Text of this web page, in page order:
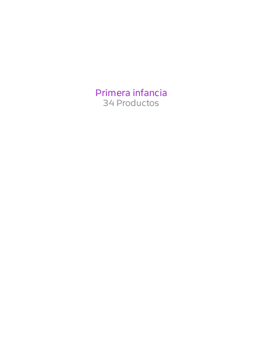
Primera infancia
34 Productos